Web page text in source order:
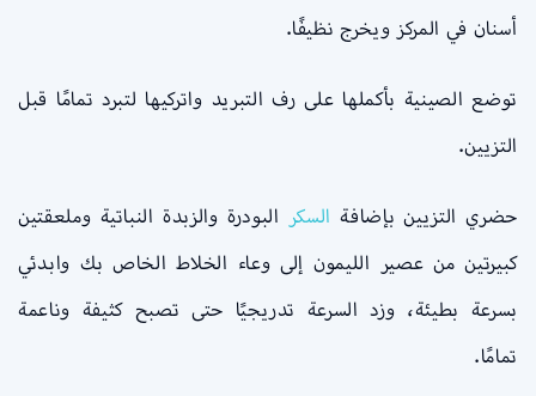
أسنان في المركز ويخرج نظيفًا.
توضع الصينية بأكملها على رف التبريد واتركيها لتبرد تمامًا قبل
التزيين.
حضري التزيين بإضافة السكر البودرة والزبدة النباتية وملعقتين
كبيرتين من عصير الليمون إلى وعاء الخلاط الخاص بك وابدئي
بسرعة بطيئة، وزد السرعة تدريجيًا حتى تصبح كثيفة وناعمة
تمامًا.